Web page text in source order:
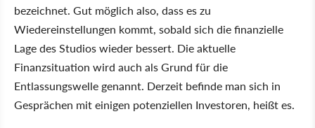
bezeichnet. Gut möglich also, dass es zu
Wiedereinstellungen kommt, sobald sich die finanzielle
Lage des Studios wieder bessert. Die aktuelle
Finanzsituation wird auch als Grund für die
Entlassungswelle genannt. Derzeit befinde man sich in
Gesprächen mit einigen potenziellen Investoren, heißt es.